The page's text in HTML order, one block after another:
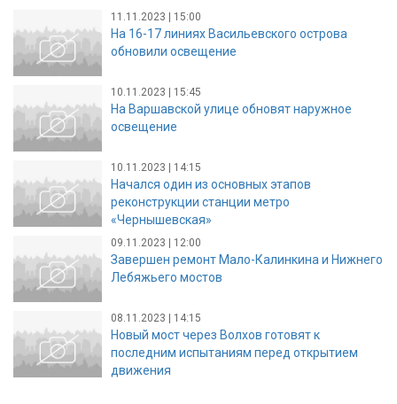
11.11.2023 | 15:00
На 16-17 линиях Васильевского острова
обновили освещение
10.11.2023 | 15:45
На Варшавской улице обновят наружное
освещение
10.11.2023 | 14:15
Начался один из основных этапов
реконструкции станции метро
«Чернышевская»
09.11.2023 | 12:00
Завершен ремонт Мало-Калинкина и Нижнего
Лебяжьего мостов
08.11.2023 | 14:15
Новый мост через Волхов готовят к
последним испытаниям перед открытием
движения